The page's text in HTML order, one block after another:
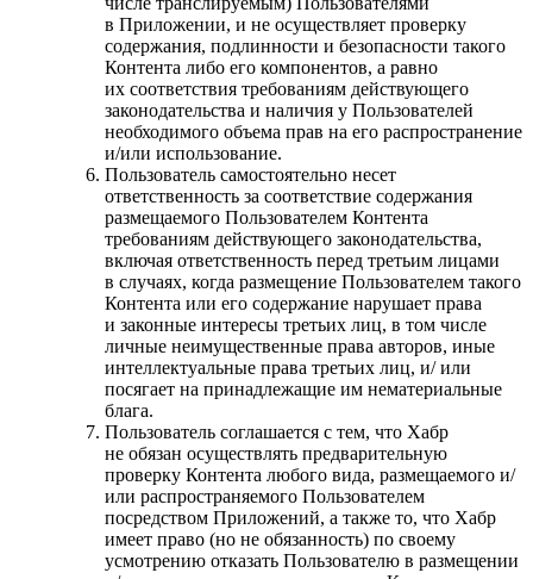
в Приложении, и не осуществляет проверку
содержания, подлинности и безопасности такого
Контента либо его компонентов, а равно
их соответствия требованиям действующего
законодательства и наличия у Пользователей
необходимого объема прав на его распространение
и/или использование.
Пользователь самостоятельно несет
ответственность за соответствие содержания
размещаемого Пользователем Контента
требованиям действующего законодательства,
включая ответственность перед третьим лицами
в случаях, когда размещение Пользователем такого
Контента или его содержание нарушает права
и законные интересы третьих лиц, в том числе
личные неимущественные права авторов, иные
интеллектуальные права третьих лиц, и/ или
посягает на принадлежащие им нематериальные
блага.
Пользователь соглашается с тем, что Хабр
не обязан осуществлять предварительную
проверку Контента любого вида, размещаемого и/
или распространяемого Пользователем
посредством Приложений, а также то, что Хабр
имеет право (но не обязанность) по своему
усмотрению отказать Пользователю в размещении